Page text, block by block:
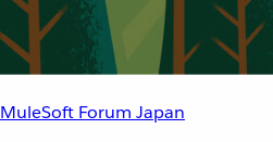
MuleSoft Forum Japan